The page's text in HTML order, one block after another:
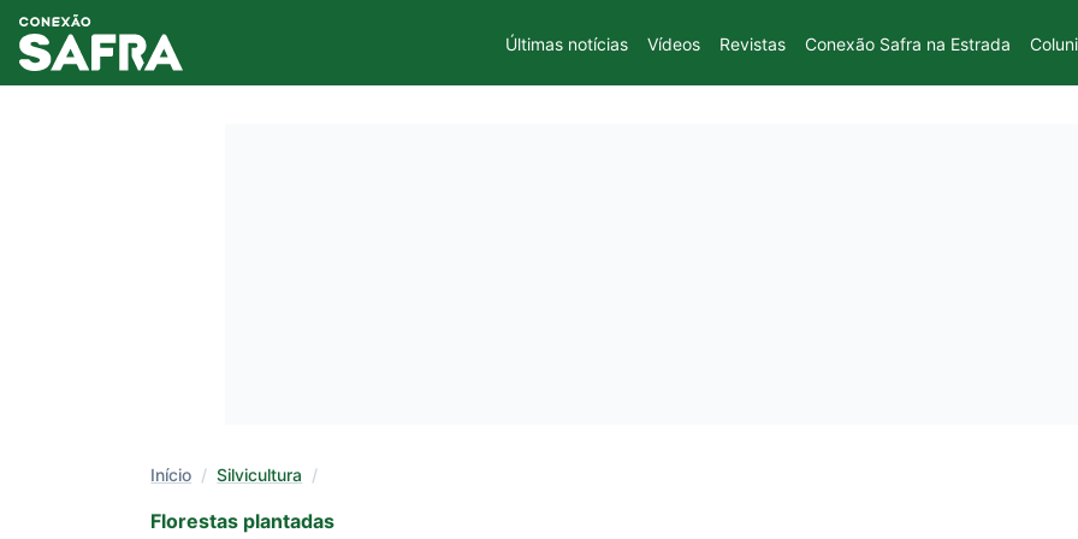
Últimas notícias Vídeos Revistas Conexão Safra na Estrada
Início /Silvicultura /
Florestas plantadas